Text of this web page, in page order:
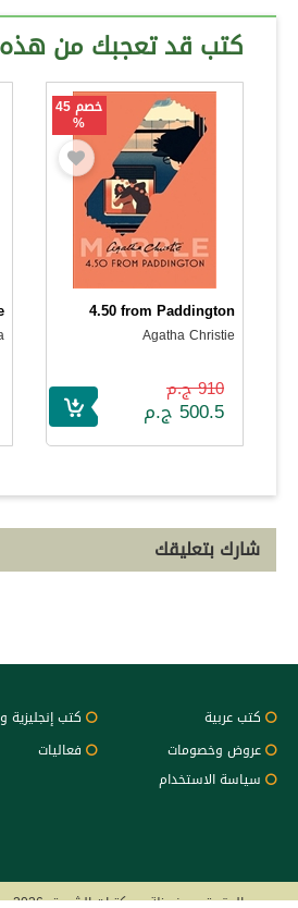
كتب قد تعجبك من هذه
خصم 45
%
4.50 from Paddington
Agatha Christie
910 ج.م
500.5 ج.م
شارك بتعليقك
كتب عربية كتب إنجليزية
عروض وخصومات
فعاليات
سياسة الاستخدام
جميع الحقوق محفوظة - مكتبات الشروق 2026